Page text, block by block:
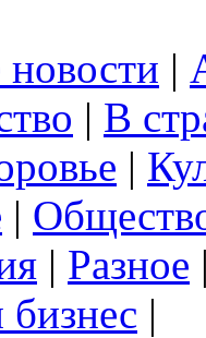
новости |
| В
|
|
| Разное
|